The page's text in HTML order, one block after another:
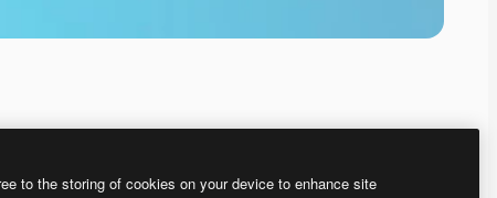
to the storing of cookies on your device to enhance site